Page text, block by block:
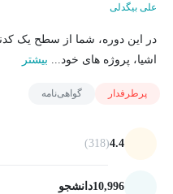
علی بیگدلی
در این دوره، شما از سطح یک
اشیا، پروژه های خود... بیشتر
پرطرفدار گواهی‌نامه
4.4
(318)
10,996دانشجو